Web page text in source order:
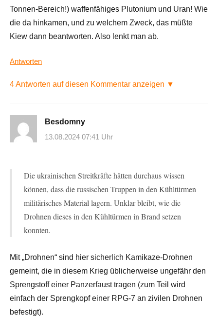
Tonnen-Bereich!) waffenfähiges Plutonium und Uran! Wie
die da hinkamen, und zu welchem Zweck, das müßte
Kiew dann beantworten. Also lenkt man ab.
Antworten
4 Antworten auf diesen Kommentar anzeigen ▼
Besdomny
13.08.2024 07:41 Uhr
Die ukrainischen Streitkräfte hätten durchaus wissen
können, dass die russischen Truppen in den Kühltürmen
militärisches Material lagern. Unklar bleibt, wie die
Drohnen dieses in den Kühltürmen in Brand setzen
konnten.
Mit „Drohnen“ sind hier sicherlich Kamikaze-Drohnen
gemeint, die in diesem Krieg üblicherweise ungefähr den
Sprengstoff einer Panzerfaust tragen (zum Teil wird
einfach der Sprengkopf einer RPG-7 an zivilen Drohnen
befestigt).